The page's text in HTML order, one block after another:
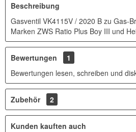
Beschreibung
Gasventil VK4115V / 2020 B zu Gas-
Marken ZWS Ratio Plus Boy III und
Bewertungen
1
Bewertungen lesen, schreiben und
Zubehör 2
Kunden kauften auch